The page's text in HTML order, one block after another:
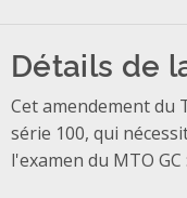
Détails de
Cet amendement du
série 100, qui
l'examen du MTO GC :